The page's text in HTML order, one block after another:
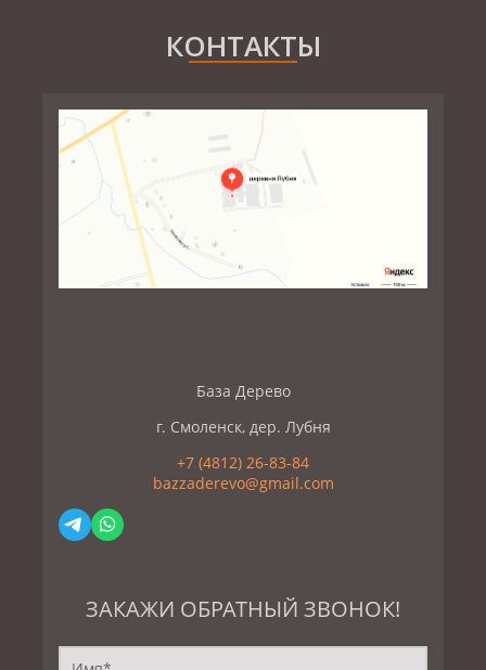
КОНТАКТЫ
База Дерево
г. Смоленск, дер. Лубня
+7 (4812) 26-83-84
bazzaderevo@gmail.com
ЗАКАЖИ ОБРАТНЫЙ ЗВОНОК!